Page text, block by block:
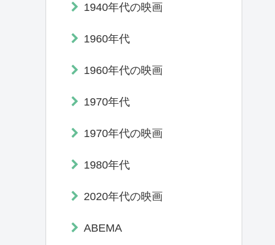
1940年代の映画
1960年代
1960年代の映画
1970年代
1970年代の映画
1980年代
2020年代の映画
ABEMA